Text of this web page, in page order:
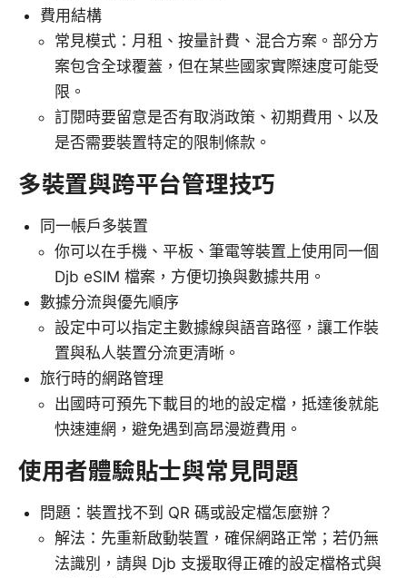
費用結構
常見模式：月租、按量計費、混合方案。部分方
案包含全球覆蓋，但在某些國家實際速度可能受
限。
訂閱時要留意是否有取消政策、初期費用、以及
是否需要裝置特定的限制條款。
多裝置與跨平台管理技巧
同一帳戶多裝置
你可以在手機、平板、筆電等裝置上使用同一個
Djb eSIM 檔案，方便切換與數據共用。
數據分流與優先順序
設定中可以指定主數據線與語音路徑，讓工作裝
置與私人裝置分流更清晰。
旅行時的網路管理
出國時可預先下載目的地的設定檔，抵達後就能
快速連網，避免遇到高昂漫遊費用。
使用者體驗貼士與常見問題
問題：裝置找不到 QR 碼或設定檔怎麼辦？
解法：先重新啟動裝置，確保網路正常；若仍無
法識別，請與 Djb 支援取得正確的設定檔格式與